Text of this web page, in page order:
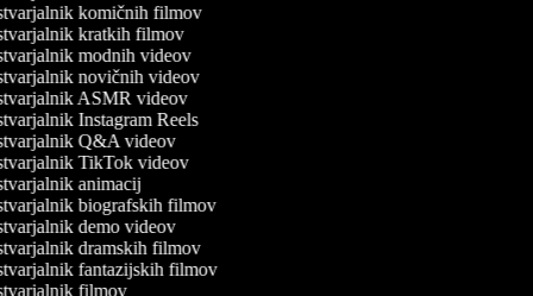
komičnih filmov
kratkih filmov
modnih videov
novičnih videov
ASMR videov
Instagram Reels
Q&A videov
TikTok videov
animacij
biografskih filmov
demo videov
dramskih filmov
fantazijskih filmov
filmov